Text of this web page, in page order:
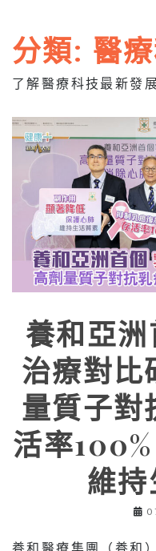
分類: 醫
了解醫療科技最新發
養和亞
治療對比
量質子對
活率
維
養和醫療集團（養和